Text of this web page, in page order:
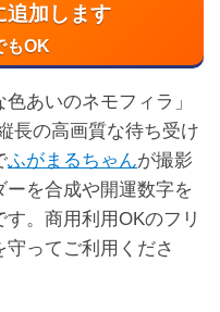
追加します
もOK
あいのネモフィラ」
長の高画質な待ち受け
ふがまるちゃんが撮影
ーを合成や開運数字を
。商用利用OKのフリ
守ってご利用くださ